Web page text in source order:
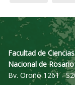
Facultad de
Nacional de Rosario
Bv. Oroño 1261 -